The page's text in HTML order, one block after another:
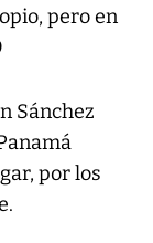
pero en
Sánchez
por los